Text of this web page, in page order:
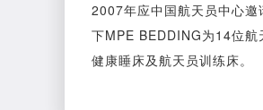
2007年应中国航天员中心
下MPE BEDDING为14位航
健康睡床及航天员训练床。